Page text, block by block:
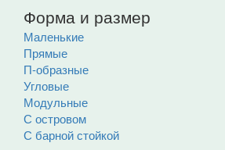
Форма и размер
Маленькие
Прямые
П-образные
Угловые
Модульные
С островом
С барной стойкой